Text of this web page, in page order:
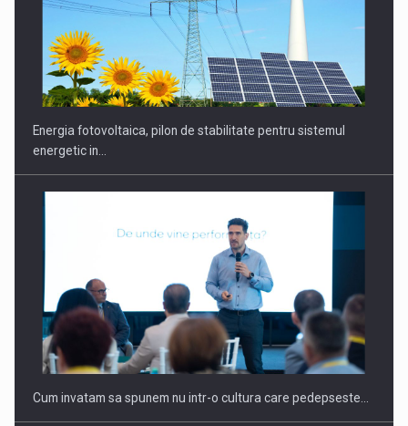
CEO Conference - Shaping The Future - Technology and…
Webinar - Business Evolution-RETHINK STRATEGY-Finantare
Investitii Digitalizare
Energia fotovoltaica, pilon de stabilitate pentru sistemul
energetic in…
Cum invatam sa spunem nu intr-o cultura care pedepseste…